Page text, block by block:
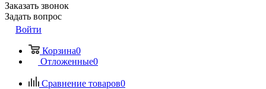
Заказать звонок
Задать вопрос
Войти
Корзина0
Отложенные0
Сравнение товаров0